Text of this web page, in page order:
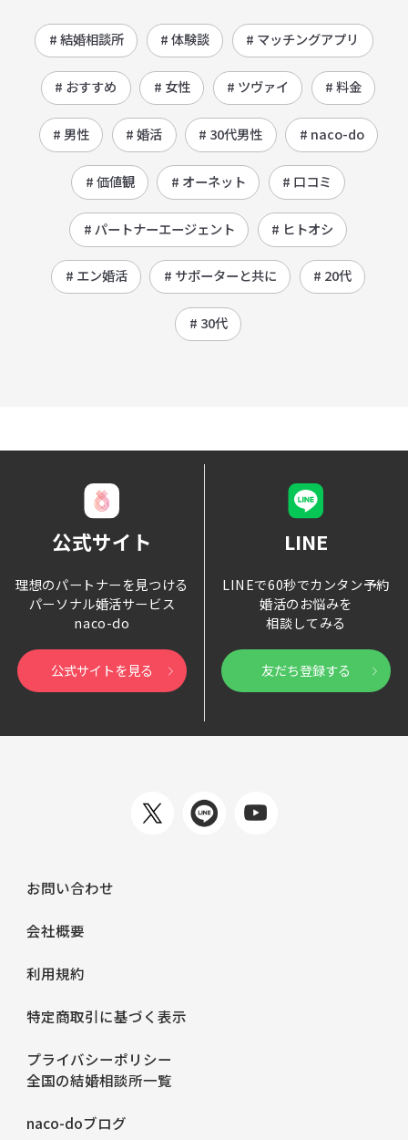
# 結婚相談所 # 体験談 # マッチングアプリ
# おすすめ # 女性 # ツヴァイ # 料金
# 男性 # 婚活 # 30代男性 # naco-do
# 価値観 # オーネット # 口コミ
# パートナーエージェント # ヒトオシ
# エン婚活 # サポーターと共に # 20代
# 30代
公式サイト
理想のパートナーを見つける
パーソナル婚活サービス
naco-do
公式サイトを見る
LINE
LINEで60秒でカンタン予約
婚活のお悩みを
相談してみる
友だち登録する
お問い合わせ
会社概要
利用規約
特定商取引に基づく表示
プライバシーポリシー
全国の結婚相談所一覧
naco-doブログ